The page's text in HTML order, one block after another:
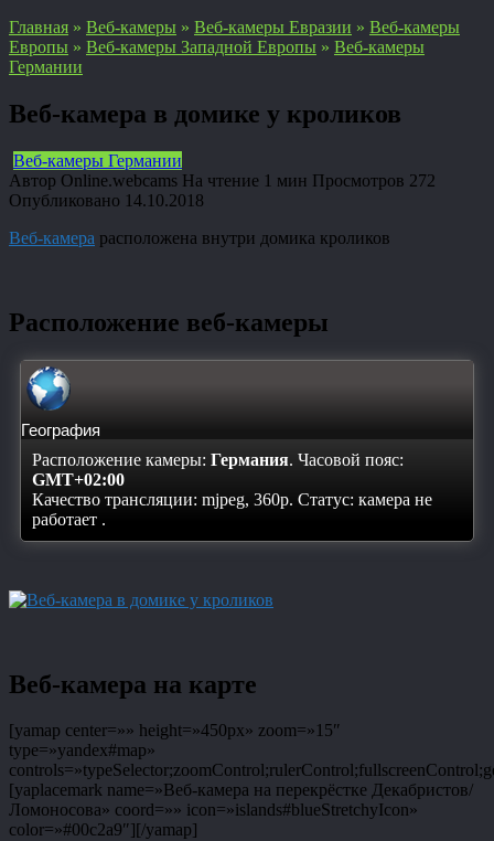
Главная » Веб-камеры » Веб-камеры Евразии » Веб-камеры
Европы » Веб-камеры Западной Европы » Веб-камеры
Германии
Веб-камера в домике у кроликов
Веб-камеры Германии
Автор Online.webcams На чтение 1 мин Просмотров 272
Опубликовано 14.10.2018
Веб-камера расположена внутри домика кроликов
Расположение веб-камеры
География
Расположение камеры: Германия. Часовой пояс:
GMT+02:00
Качество трансляции: mjpeg, 360p. Статус: камера не
работает .
Веб-камера на карте
[yamap center=»» height=»450px» zoom=»15″
type=»yandex#map»
[yaplacemark name=»Веб-камера на перекрёстке Декабристов/
Ломоносова» coord=»» icon=»islands#blueStretchyIcon»
color=»#00c2a9″][/yamap]